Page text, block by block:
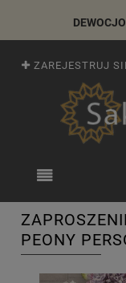
ZAREJESTRUJ
PEONY